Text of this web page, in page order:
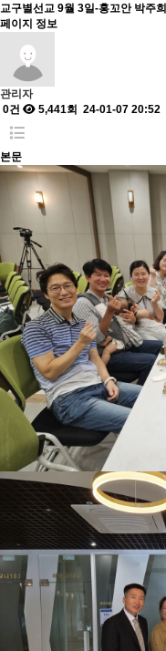
교구별선교 9월 3일-홍꼬안 박주
페이지 정보
관리자
0건
5,441회 24-01-07 20:52
본문